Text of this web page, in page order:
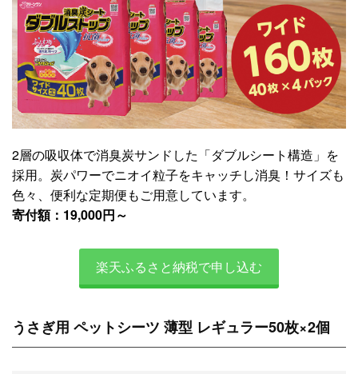
2層の吸収体で消臭炭サンドした「ダブルシート構造」を
採用。炭パワーでニオイ粒子をキャッチし消臭！サイズも
色々、便利な定期便もご用意しています。
寄付額：19,000円～
楽天ふるさと納税で申し込む
うさぎ用 ペットシーツ 薄型 レギュラー50枚×2個